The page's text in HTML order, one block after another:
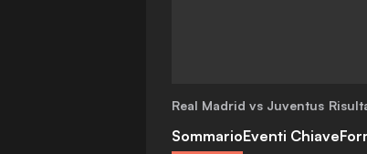
Real Madrid vs Juventus
SommarioEventi Chiave